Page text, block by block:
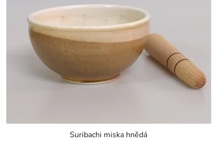
Suribachi miska hnědá